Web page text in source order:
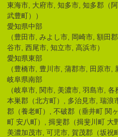
東海市, 大府市, 知多市, 知多郡（
武豊町））
愛知県中部
（豊田市, みよし市, 岡崎市, 額田
谷市, 西尾市, 知立市, 高浜市）
愛知県東部
（豊橋市, 豊川市, 蒲郡市, 田原市,
岐阜県南部
（岐阜市, 関市, 美濃市, 羽島市,
本巣郡（北方町）, 多治見市, 瑞浪
郡（養老町）, 不破郡（垂井町 関
町 安八町）, 揖斐郡（揖斐川町 大
美濃加茂市, 可児市, 賀茂郡（坂祝